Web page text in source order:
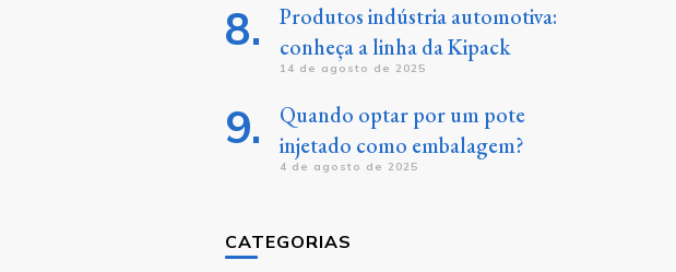
Produtos indústria automotiva:
conheça a linha da Kipack
14 de agosto de 2025
Quando optar por um pote
injetado como embalagem?
4 de agosto de 2025
CATEGORIAS